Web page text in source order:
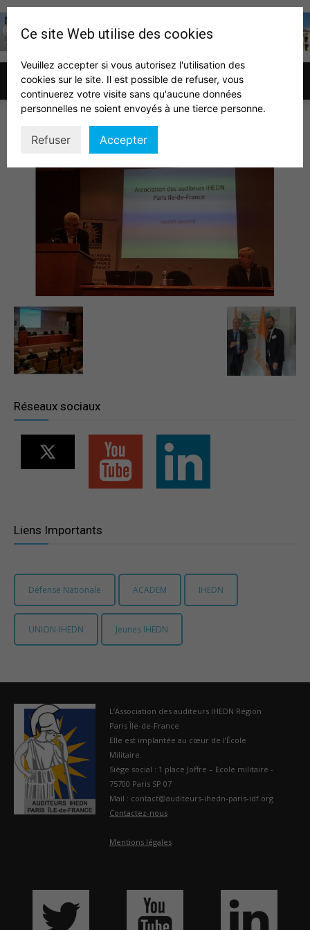
Association
IHEDN
Paris
France
raufer jallat
Réseaux sociaux
Liens Importants
Défense Nationale ACADEM IHEDN
UNION-IHEDN Jeunes IHEDN
L’Association des auditeurs IHEDN Région
Paris Île-de-France
Elle est implantée au cœur de l’École
Militaire.
Siège social : 1 place Joffre – Ecole militaire -
75700 Paris SP 07
Mail : contact@auditeurs-ihedn-paris-idf.org
Contactez-nous
Mentions légales
Ce site Web utilise des cookies
Veuillez accepter si vous autorisez l'utilisation des
cookies sur le site. Il est possible de refuser, vous
continuerez votre visite sans qu'aucune données
personnelles ne soient envoyés à une tierce personne.
Refuser Accepter